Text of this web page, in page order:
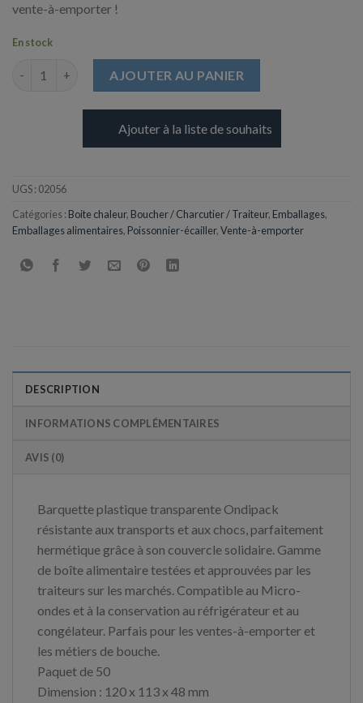
vente-à-emporter !
En stock
AJOUTER AU PANIER
Ajouter à la liste de souhaits
UGS : 02056
Catégories : Boite chaleur, Boucher / Charcutier / Traiteur, Emballages,
Emballages alimentaires, Poissonnier-écailler,Vente-à-emporter
DESCRIPTION
INFORMATIONS COMPLÉMENTAIRES
AVIS (0)
Barquette plastique transparente Ondipack
résistante aux transports et aux chocs, parfaitement
hermétique grâce à son couvercle solidaire. Gamme
de boîte alimentaire testées et approuvées par les
traiteurs sur les marchés. Compatible au Micro-
ondes et à la conservation au réfrigérateur et au
congélateur. Parfais pour les ventes-à-emporter et
les métiers de bouche.
Paquet de 50
Dimension : 120 x 113 x 48 mm